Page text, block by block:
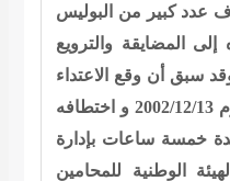
عدد كبير من البوليس
المضايقة والترويع
سبق أن وقع الاعتداء
2002/12/13و اختطافه
خمسة ساعات بإدارة
الوطنية للمحامين